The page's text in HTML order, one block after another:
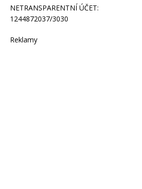
NETRANSPARENTNÍ ÚČET:
1244872037/3030
Reklamy